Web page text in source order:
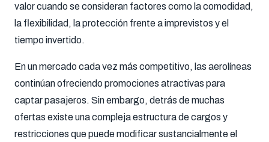
valor cuando se consideran factores como la comodidad,
la flexibilidad, la protección frente a imprevistos y el
tiempo invertido.
En un mercado cada vez más competitivo, las aerolíneas
continúan ofreciendo promociones atractivas para
captar pasajeros. Sin embargo, detrás de muchas
ofertas existe una compleja estructura de cargos y
restricciones que puede modificar sustancialmente el